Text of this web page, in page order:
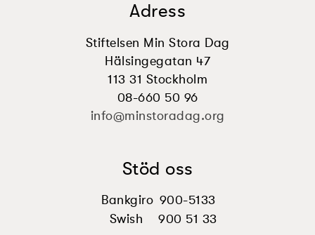
Adress
Stiftelsen Min Stora Dag
Hälsingegatan 47
113 31 Stockholm
08-660 50 96
info@minstoradag.org
Stöd oss
Bankgiro 900-5133
Swish
900 51 33